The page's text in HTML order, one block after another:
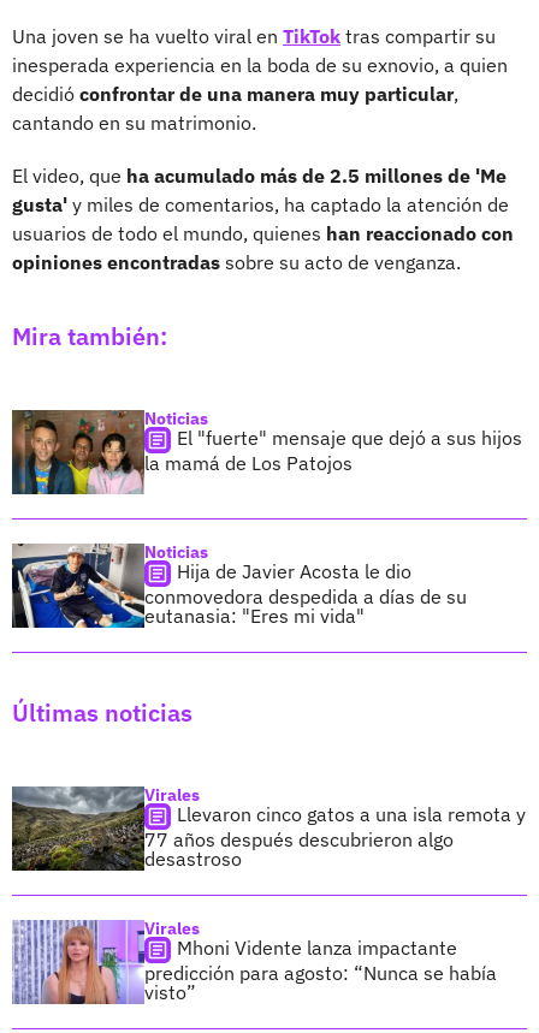
Una joven se ha vuelto viral en TikTok tras compartir su
inesperada experiencia en la boda de su exnovio, a quien
decidió confrontar de una manera muy particular,
cantando en su matrimonio.
El video, que ha acumulado más de 2.5 millones de 'Me
gusta' y miles de comentarios, ha captado la atención de
usuarios de todo el mundo, quienes han reaccionado con
opiniones encontradas sobre su acto de venganza.
Mira también:
Noticias
El "fuerte" mensaje que dejó a sus hijos
la mamá de Los Patojos
Noticias
Hija de Javier Acosta le dio
conmovedora despedida a días de su
eutanasia: "Eres mi vida"
Últimas noticias
Virales
Llevaron cinco gatos a una isla remota y
77 años después descubrieron algo
desastroso
Virales
Mhoni Vidente lanza impactante
predicción para agosto: “Nunca se había
visto”